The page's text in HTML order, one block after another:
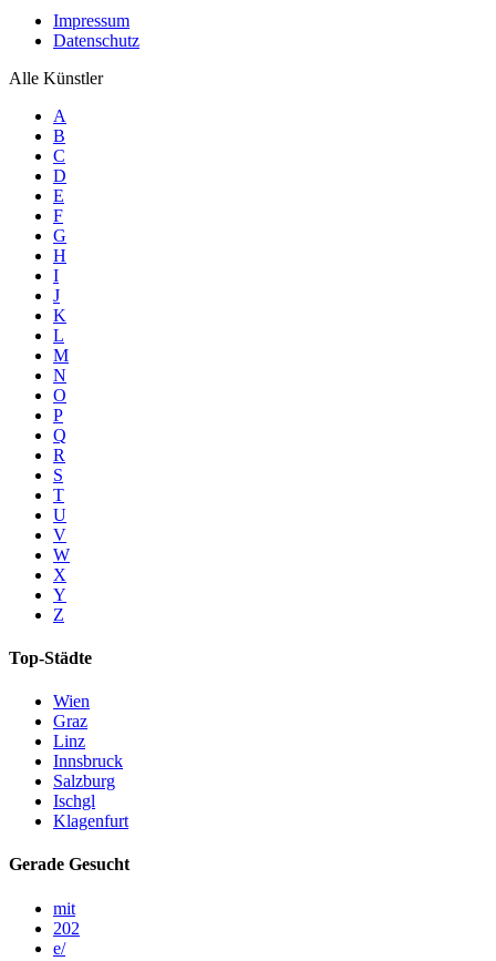
Impressum
Datenschutz
Alle Künstler
A
B
C
D
E
F
G
H
I
J
K
L
M
N
O
P
Q
R
S
T
U
V
W
X
Y
Z
Top-Städte
Wien
Graz
Linz
Innsbruck
Salzburg
Ischgl
Klagenfurt
Gerade Gesucht
mit
202
e/